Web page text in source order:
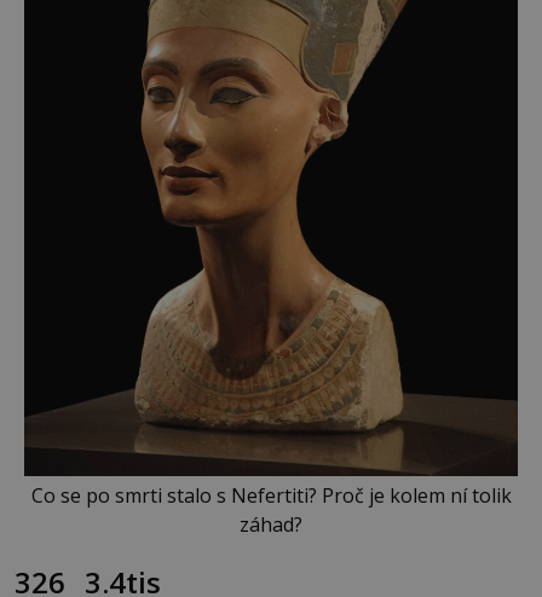
Co se po smrti stalo s Nefertiti? Proč je kolem ní tolik
záhad?
326 3.4tis